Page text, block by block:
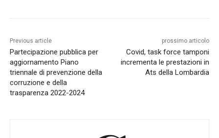
Previous article
Partecipazione pubblica per
aggiornamento Piano
triennale di prevenzione della
corruzione e della
trasparenza 2022-2024
prossimo articolo
Covid, task force tamponi
incrementa le prestazioni in
Ats della Lombardia